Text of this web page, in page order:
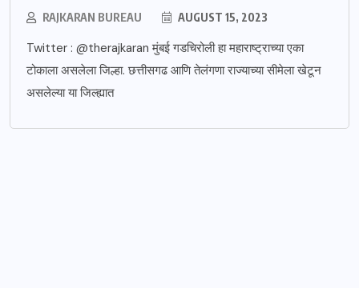
RAJKARAN BUREAU AUGUST 15, 2023
Twitter : @therajkaran मुंबई गडचिरोली हा महाराष्ट्राच्या एका
टोकाला असलेला जिल्हा. छत्तीसगढ आणि तेलंगणा राज्याच्या सीमेला खेटून
असलेल्या या जिल्ह्यात